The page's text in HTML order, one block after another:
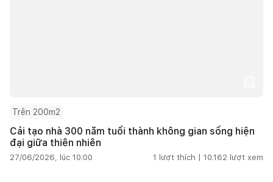
Trên 200m2
Cải tạo nhà 300 năm tuổi thành không gian sống hiện
đại giữa thiên nhiên
27/06/2026, lúc 10:00 1 lượt thích | 10.162 lượt xem